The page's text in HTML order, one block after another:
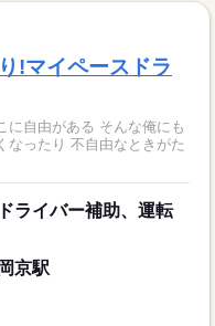
!マイペースドラ
に自由がある そんな俺にも
なったり 不自由なときがた
ライバー補助、運転
京駅